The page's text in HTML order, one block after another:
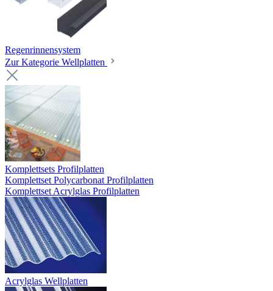
Regenrinnensystem
Zur Kategorie Wellplatten
Komplettsets Profilplatten
Komplettset Polycarbonat Profilplatten
Komplettset Acrylglas Profilplatten
Acrylglas Wellplatten